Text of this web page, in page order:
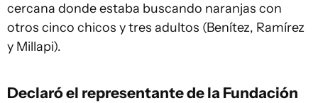
cercana donde estaba buscando naranjas con
otros cinco chicos y tres adultos (Benítez, Ramírez
y Millapi).
Declaró el representante de la Fundación